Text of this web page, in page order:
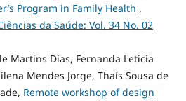
Program in Family Health ,
da Saúde: Vol. 34 No. 02
Martins Dias, Fernanda Leticia
Mendes Jorge, Thaís Sousa de
Remote workshop of design